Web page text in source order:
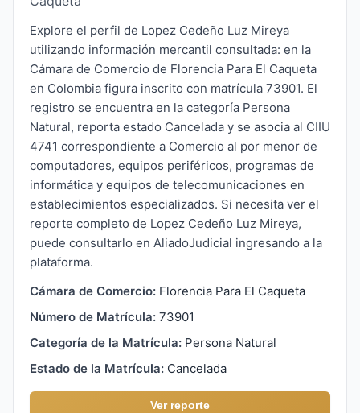
Explore el perfil de Lopez Cedeño Luz Mireya
utilizando información mercantil consultada: en la
Cámara de Comercio de Florencia Para El Caqueta
en Colombia figura inscrito con matrícula 73901. El
registro se encuentra en la categoría Persona
Natural, reporta estado Cancelada y se asocia al CIIU
4741 correspondiente a Comercio al por menor de
computadores, equipos periféricos, programas de
informática y equipos de telecomunicaciones en
establecimientos especializados. Si necesita ver el
reporte completo de Lopez Cedeño Luz Mireya,
puede consultarlo en AliadoJudicial ingresando a la
plataforma.
Cámara de Comercio: Florencia Para El Caqueta
Número de Matrícula: 73901
Categoría de la Matrícula: Persona Natural
Estado de la Matrícula: Cancelada
Ver reporte